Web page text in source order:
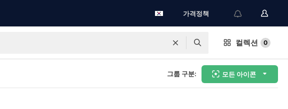
가격정책
컬렉션 0
그룹 구분: 모든 아이콘